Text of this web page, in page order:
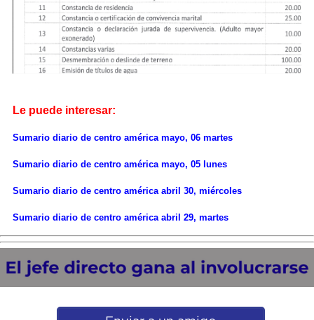
Le puede interesar:
Sumario diario de centro américa mayo, 06 martes
Sumario diario de centro américa mayo, 05 lunes
Sumario diario de centro américa abril 30, miércoles
Sumario diario de centro américa abril 29, martes